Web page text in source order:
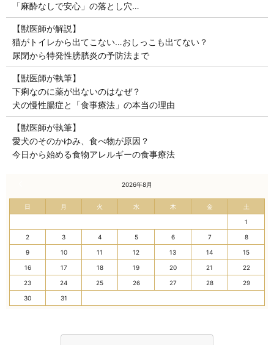
「麻酔なしで安心」の落とし穴…
【獣医師が解説】
猫がトイレから出てこない…おしっこも出てない？
尿閉から特発性膀胱炎の予防法まで
【獣医師が執筆】
下痢なのに薬が出ないのはなぜ？
犬の慢性腸症と「食事療法」の本当の理由
【獣医師が執筆】
愛犬のそのかゆみ、食べ物が原因？
今日から始める食物アレルギーの食事療法
2026年8月
日 月 火 水 木 金 土
1
2 3 4 5 6 7 8
9 10 11 12 13 14 15
16 17 18 19 20 21 22
23 24 25 26 27 28 29
30 31